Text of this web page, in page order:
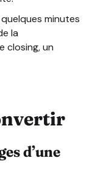
minutes
la
closing, un
d’une